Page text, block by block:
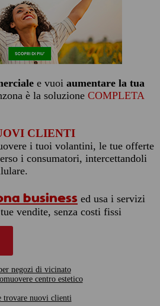
e vuoi aumentare la tua
è la soluzione COMPLETA
CLIENTI
i tuoi volantini, le tue offerte
i consumatori, intercettandoli
business ed usa i servizi
vendite, senza costi fissi
negozi di vicinato
centro estetico
trovare nuovi clienti